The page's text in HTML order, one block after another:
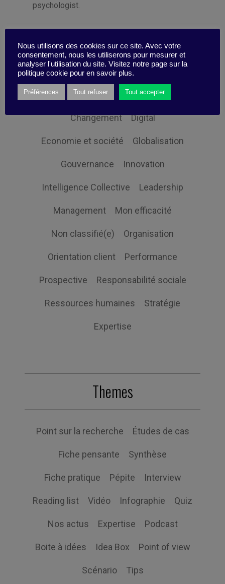
psychologist.
Catégories
Changement Digital
Economie et société Globalisation
Gouvernance Innovation
Intelligence Collective Leadership
Management Mon efficacité
Non classifié(e) Organisation
Orientation client Performance
Prospective Responsabilité sociale
Ressources humaines Stratégie
Expertise
Themes
Point sur la recherche Études de cas
Fiche pensante Synthèse
Fiche pratique Pépite Interview
Reading list Vidéo Infographie Quiz
Nos actus Expertise Podcast
Boite à idées Idea Box Point of view
Scénario Tips
Nous utilisons des cookies sur ce site. Avec votre
consentement, nous les utiliserons pour mesurer et
analyser l'utilisation du site. Visitez notre page sur la
politique cookie pour en savoir plus.
Préférences Tout refuser Tout accepter